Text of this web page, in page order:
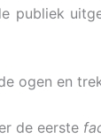
ogen en
de eerste